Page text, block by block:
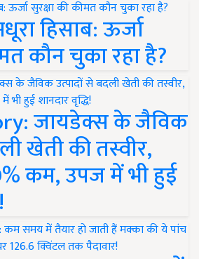
हिसाब: ऊर्जा
कौन चुका रहा है?
जायडेक्स के जैविक
खेती की तस्वीर,
कम, उपज में भी हुई